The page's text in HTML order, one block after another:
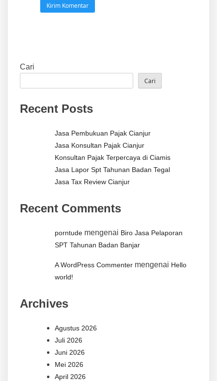
Cari
Cari
Recent Posts
Jasa Pembukuan Pajak Cianjur
Jasa Konsultan Pajak Cianjur
Konsultan Pajak Terpercaya di Ciamis
Jasa Lapor Spt Tahunan Badan Tegal
Jasa Tax Review Cianjur
Recent Comments
porntude mengenai Biro Jasa Pelaporan
SPT Tahunan Badan Banjar
A WordPress Commenter mengenai Hello
world!
Archives
Agustus 2026
Juli 2026
Juni 2026
Mei 2026
April 2026